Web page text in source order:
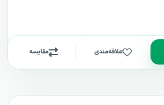
علاقه‌مندی مقایسه